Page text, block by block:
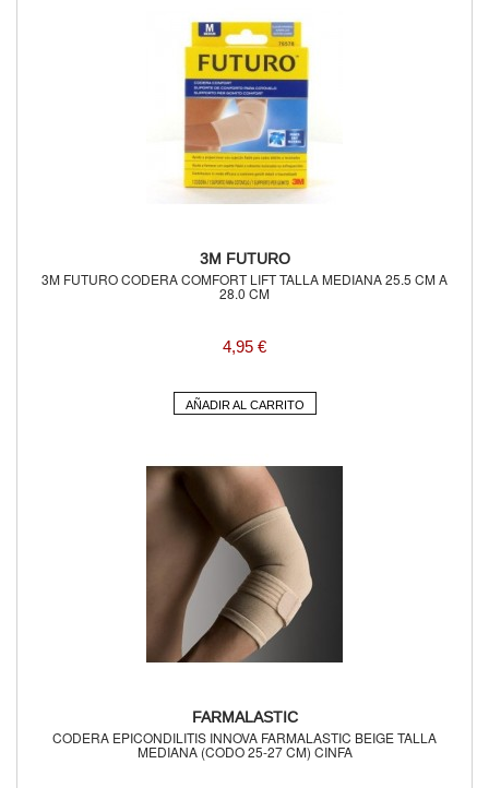
3M FUTURO
3M FUTURO CODERA COMFORT LIFT TALLA MEDIANA 25.5 CM A
28.0 CM
4,95 €
AÑADIR AL CARRITO
FARMALASTIC
CODERA EPICONDILITIS INNOVA FARMALASTIC BEIGE TALLA
MEDIANA (CODO 25-27 CM) CINFA